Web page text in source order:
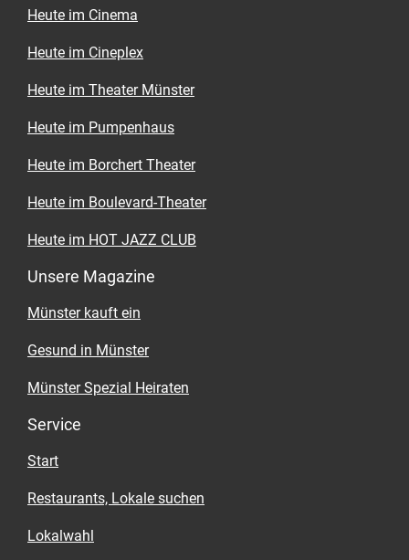
Heute im Cinema
Heute im Cineplex
Heute im Theater Münster
Heute im Pumpenhaus
Heute im Borchert Theater
Heute im Boulevard-Theater
Heute im HOT JAZZ CLUB
Unsere Magazine
Münster kauft ein
Gesund in Münster
Münster Spezial Heiraten
Service
Start
Restaurants, Lokale suchen
Lokalwahl